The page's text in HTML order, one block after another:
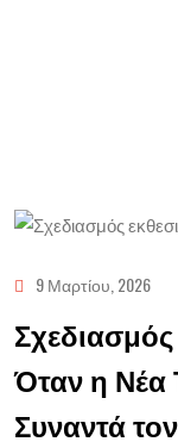
9 Μαρτίου, 2026
Όταν η Νέα
Συναντά